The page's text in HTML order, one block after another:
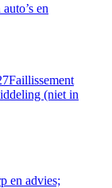
en
Faillissement
(niet in
en advies;